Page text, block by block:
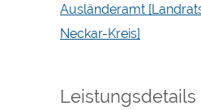
Ausländeramt
Neckar-Kreis]
Leistungsdetails